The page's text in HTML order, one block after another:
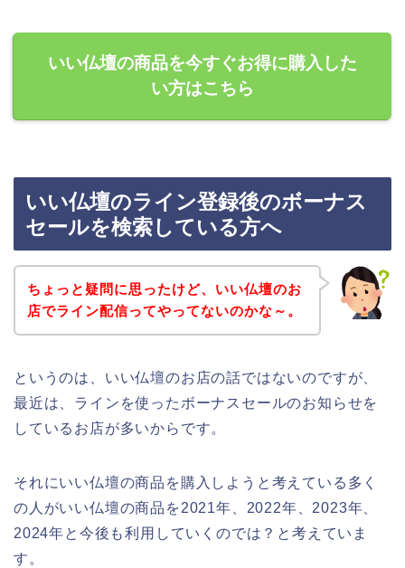
いい仏壇の商品を今すぐお得に購入した
い方はこちら
いい仏壇のライン登録後のボーナス
セールを検索している方へ
ちょっと疑問に思ったけど、いい仏壇のお
店でライン配信ってやってないのかな～。
というのは、いい仏壇のお店の話ではないのですが、
最近は、ラインを使ったボーナスセールのお知らせを
しているお店が多いからです。
それにいい仏壇の商品を購入しようと考えている多く
の人がいい仏壇の商品を2021年、2022年、2023年、
2024年と今後も利用していくのでは？と考えていま
す。